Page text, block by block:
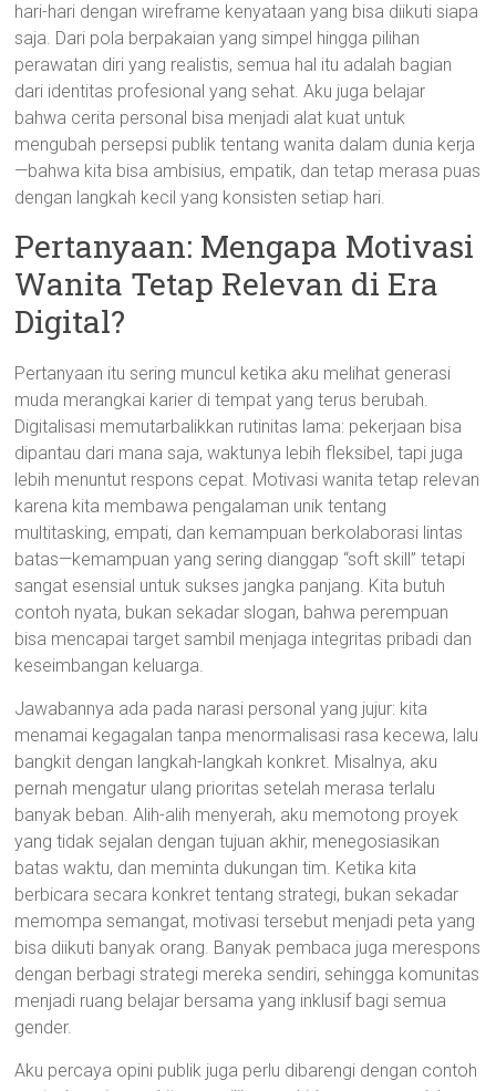
hari-hari dengan wireframe kenyataan yang bisa diikuti siapa
saja. Dari pola berpakaian yang simpel hingga pilihan
perawatan diri yang realistis, semua hal itu adalah bagian
dari identitas profesional yang sehat. Aku juga belajar
bahwa cerita personal bisa menjadi alat kuat untuk
mengubah persepsi publik tentang wanita dalam dunia kerja
—bahwa kita bisa ambisius, empatik, dan tetap merasa puas
dengan langkah kecil yang konsisten setiap hari.
Pertanyaan: Mengapa Motivasi
Wanita Tetap Relevan di Era
Digital?
Pertanyaan itu sering muncul ketika aku melihat generasi
muda merangkai karier di tempat yang terus berubah.
Digitalisasi memutarbalikkan rutinitas lama: pekerjaan bisa
dipantau dari mana saja, waktunya lebih fleksibel, tapi juga
lebih menuntut respons cepat. Motivasi wanita tetap relevan
karena kita membawa pengalaman unik tentang
multitasking, empati, dan kemampuan berkolaborasi lintas
batas—kemampuan yang sering dianggap “soft skill” tetapi
sangat esensial untuk sukses jangka panjang. Kita butuh
contoh nyata, bukan sekadar slogan, bahwa perempuan
bisa mencapai target sambil menjaga integritas pribadi dan
keseimbangan keluarga.
Jawabannya ada pada narasi personal yang jujur: kita
menamai kegagalan tanpa menormalisasi rasa kecewa, lalu
bangkit dengan langkah-langkah konkret. Misalnya, aku
pernah mengatur ulang prioritas setelah merasa terlalu
banyak beban. Alih-alih menyerah, aku memotong proyek
yang tidak sejalan dengan tujuan akhir, menegosiasikan
batas waktu, dan meminta dukungan tim. Ketika kita
berbicara secara konkret tentang strategi, bukan sekadar
memompa semangat, motivasi tersebut menjadi peta yang
bisa diikuti banyak orang. Banyak pembaca juga merespons
dengan berbagi strategi mereka sendiri, sehingga komunitas
menjadi ruang belajar bersama yang inklusif bagi semua
gender.
Aku percaya opini publik juga perlu dibarengi dengan contoh